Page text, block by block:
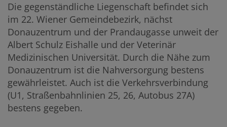
Die gegenständliche Liegenschaft befindet sich
im 22. Wiener Gemeindebezirk, nächst
Donauzentrum und der Prandaugasse unweit der
Albert Schulz Eishalle und der Veterinär
Medizinischen Universität. Durch die Nähe zum
Donauzentrum ist die Nahversorgung bestens
gewährleistet. Auch ist die Verkehrsverbindung
(U1, Straßenbahnlinien 25, 26, Autobus 27A)
bestens gegeben.